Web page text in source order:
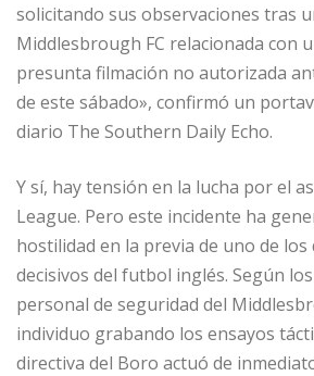
solicitando sus observaciones tras
Middlesbrough FC relacionada con
presunta filmación no autorizada
de este sábado», confirmó un
diario The Southern Daily Echo.
Y sí, hay tensión en la lucha por el
League. Pero este incidente ha
hostilidad en la previa de uno de los
decisivos del futbol inglés. Según
personal de seguridad del
individuo grabando los ensayos
directiva del Boro actuó de